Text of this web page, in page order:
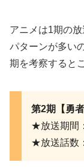
アニメは1期の
パターンが多い
期を考察すると
第2期【勇
★放送期間
★放送話数